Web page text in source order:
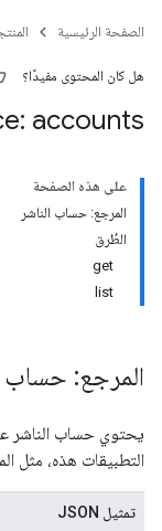
الصفحة الرئيسية
هل كان المحتوى مفيدًا؟
accounts
على هذه الصفحة
المرجع: حساب الناشر
الطُرق
get
list
المرجع: حساب
يحتوي حساب الناشر
التطبيقات هذه، مثل
تمثيل JSON